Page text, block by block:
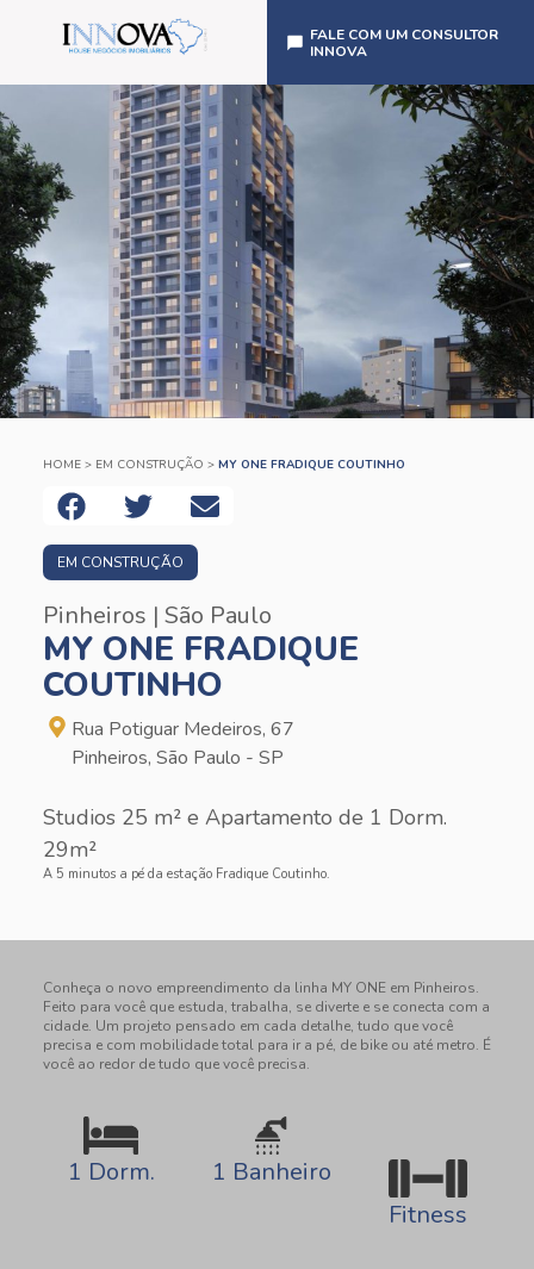
FALE COM UM CONSULTOR
INNOVA
HOME > EM CONSTRUÇÃO > MY ONE FRADIQUE COUTINHO
EM CONSTRUÇÃO
Pinheiros | São Paulo
MY ONE FRADIQUE
COUTINHO
Rua Potiguar Medeiros, 67
Pinheiros, São Paulo - SP
Studios 25 m² e Apartamento de 1 Dorm.
29m²
A 5 minutos a pé da estação Fradique Coutinho.
Conheça o novo empreendimento da linha MY ONE em Pinheiros.
Feito para você que estuda, trabalha, se diverte e se conecta com a
cidade. Um projeto pensado em cada detalhe, tudo que você
precisa e com mobilidade total para ir a pé, de bike ou até metro. É
você ao redor de tudo que você precisa.
1 Dorm.
1 Banheiro
Fitness